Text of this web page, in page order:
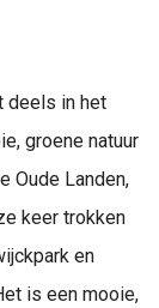
deels in het
groene natuur
Oude Landen,
keer trokken
en
is een mooie,